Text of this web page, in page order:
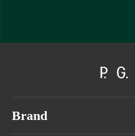
Brand